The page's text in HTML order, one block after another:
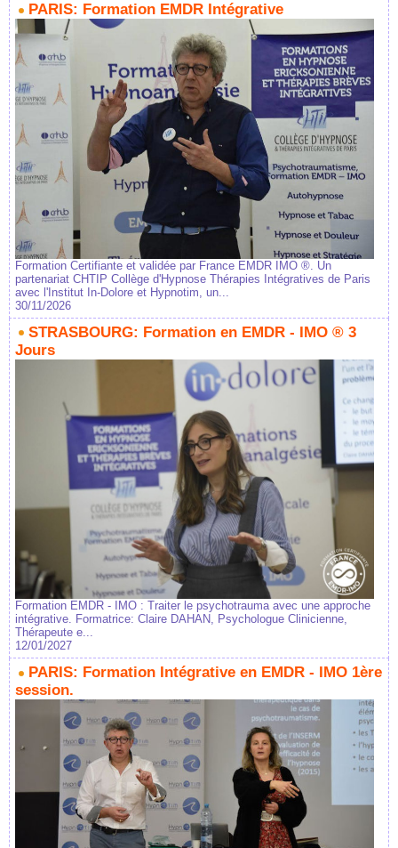
PARIS: Formation EMDR Intégrative
Formation Certifiante et validée par France EMDR IMO ®. Un
partenariat CHTIP Collège d'Hypnose Thérapies Intégratives de Paris
avec l'Institut In-Dolore et Hypnotim, un...
30/11/2026
STRASBOURG: Formation en EMDR - IMO ® 3
Jours
Formation EMDR - IMO : Traiter le psychotrauma avec une approche
intégrative. Formatrice: Claire DAHAN, Psychologue Clinicienne,
Thérapeute e...
12/01/2027
PARIS: Formation Intégrative en EMDR - IMO 1ère
session.